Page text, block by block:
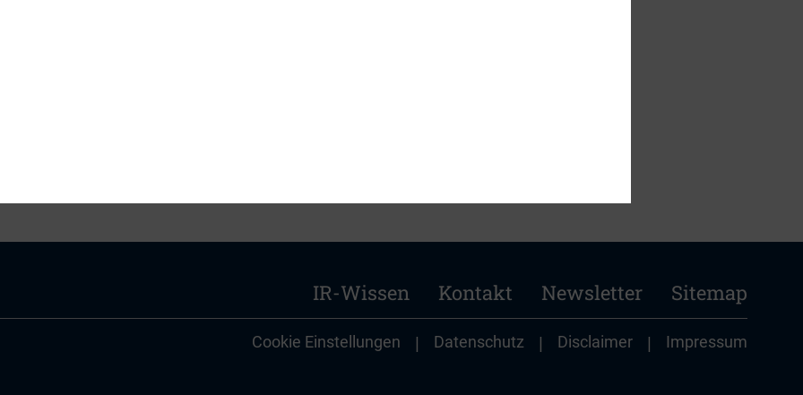
IR-Wissen Kontakt Newsletter Sitemap
Cookie Einstellungen | Datenschutz | Disclaimer | Impressum